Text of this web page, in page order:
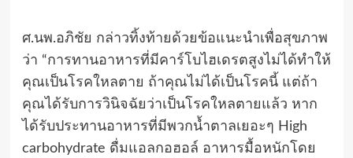
ศ.นพ.อภิชัย กล่าวทิ้งท้ายด้วยข้อแนะนำเพื่อสุขภาพ
ว่า “การทานอาหารที่มีคาร์โบไฮเดรตสูงไม่ได้ทำให้
คุณเป็นโรคใหลตาย ถ้าคุณไม่ได้เป็นโรคนี้ แต่ถ้า
คุณได้รับการวินิจฉัยว่าเป็นโรคใหลตายแล้ว หาก
ได้รับประทานอาหารที่มีพวกน้ำตาลเยอะๆ High
carbohydrate ดื่มแอลกอฮอล์ อาหารมื้อหนักโดย